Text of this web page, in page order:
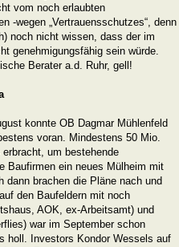
vom noch erlaubten
-wegen „Vertrauensschutzes“, denn
noch nicht wissen, dass der im
genehmigungsfähig sein würde.
Berater a.d. Ruhr, gell!
konnte OB Dagmar Mühlenfeld
voran. Mindestens 50 Mio.
um bestehende
Baufirmen ein neues Mülheim mit
dann brachen die Pläne nach und
den Baufeldern mit noch
AOK, ex-Arbeitsamt) und
war im September schon
holl. Investors Kondor Wessels auf